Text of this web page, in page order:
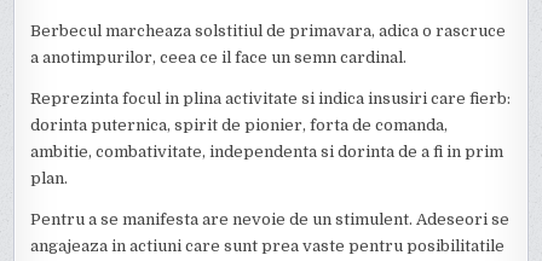
Berbecul marcheaza solstitiul de primavara, adica o rascruce
a anotimpurilor, ceea ce il face un semn cardinal.
Reprezinta focul in plina activitate si indica insusiri care fierb:
dorinta puternica, spirit de pionier, forta de comanda,
ambitie, combativitate, independenta si dorinta de a fi in prim
plan.
Pentru a se manifesta are nevoie de un stimulent. Adeseori se
angajeaza in actiuni care sunt prea vaste pentru posibilitatile